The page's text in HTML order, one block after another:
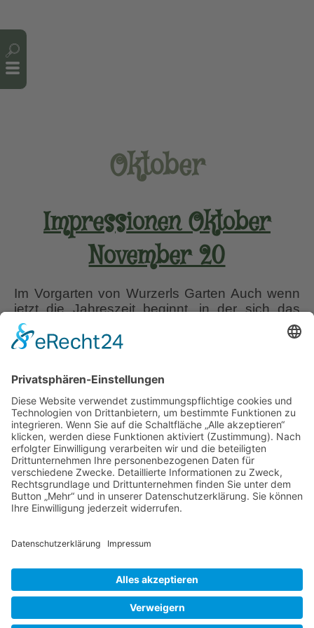
Oktober
Impressionen Oktober
November 20
Im Vorgarten von Wurzerls Garten Auch wenn
jetzt die Jahreszeit beginnt, in der sich das
Gartenleben mehr und mehr innen im
Wintergarten abspielt, so lohnt es sich auf
spannende Frage: Indian Summer,
Herbstfeuer, Goldener Oktober oder einfach
nur stiller Rückzug der…Impressionen
Oktober
November
20
Liebe Leser! Ihr könnt euch per E-Mail
informieren lassen, wenn neue Artikel auf
Wurzerlsgarten erscheinen.Folgt dafür einfach
diesem Link und gebt dort eure E-Mailadresse
25. November 2020